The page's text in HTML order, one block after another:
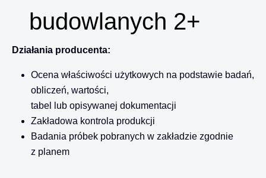
budowlanych 2+
Działania producenta:
Ocena właściwości użytkowych na podstawie badań,
obliczeń, wartości,
tabel lub opisywanej dokumentacji
Zakładowa kontrola produkcji
Badania próbek pobranych w zakładzie zgodnie
z planem